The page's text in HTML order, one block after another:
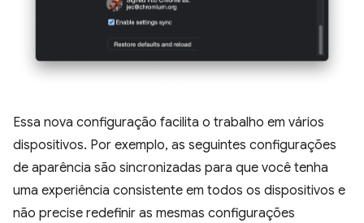
Essa nova configuração facilita o trabalho em vários
dispositivos. Por exemplo, as seguintes configurações
de aparência são sincronizadas para que você tenha
uma experiência consistente em todos os dispositivos e
não precise redefinir as mesmas configurações